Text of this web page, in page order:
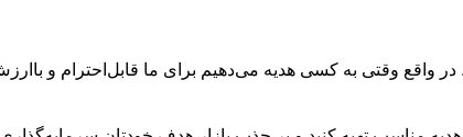
واقع وقتی به کسی هدیه می‌دهیم برای ما قابل‌احترام و